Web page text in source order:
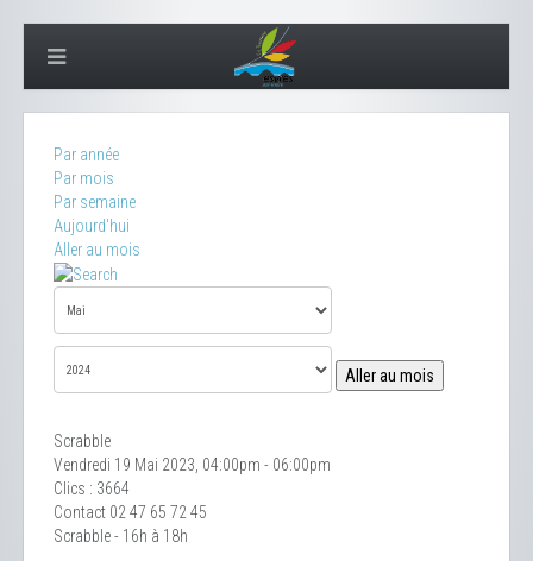
Par année
Par mois
Par semaine
Aujourd'hui
Aller au mois
Aller au mois
Scrabble
Vendredi 19 Mai 2023, 04:00pm - 06:00pm
Clics : 3664
Contact 02 47 65 72 45
Scrabble - 16h à 18h